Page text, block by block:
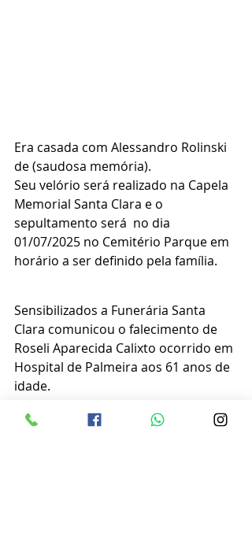
Era casada com Alessandro Rolinski
de (saudosa memória).
Seu velório será realizado na Capela
Memorial Santa Clara e o
sepultamento será  no dia
01/07/2025 no Cemitério Parque em
horário a ser definido pela família.
Sensibilizados a Funerária Santa
Clara comunicou o falecimento de
Roseli Aparecida Calixto ocorrido em
Hospital de Palmeira aos 61 anos de
idade.